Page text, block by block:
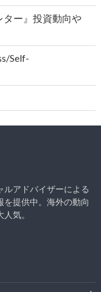
ー』投資動向や
Self-
アドバイザーによる
提供中。海外の動向
気。